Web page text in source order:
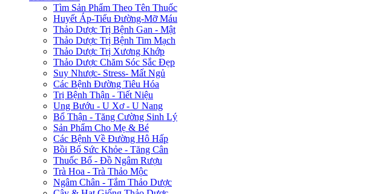
Tìm Sản Phẩm Theo Tên Thuốc
Huyết Áp-Tiểu Đường-Mỡ Máu
Thảo Dược Trị Bệnh Gan - Mật
Thảo Dược Trị Bệnh Tim Mạch
Thảo Dược Trị Xương Khớp
Thảo Dược Chăm Sóc Sắc Đẹp
Suy Nhược- Stress- Mất Ngủ
Các Bệnh Đường Tiêu Hóa
Trị Bệnh Thận - Tiết Niệu
Ung Bướu - U Xơ - U Nang
Bổ Thận - Tăng Cường Sinh Lý
Sản Phẩm Cho Mẹ & Bé
Các Bệnh Về Đường Hô Hấp
Bồi Bổ Sức Khỏe - Tăng Cân
Thuốc Bổ - Đồ Ngâm Rượu
Trà Hoa - Trà Thảo Mộc
Ngâm Chân - Tắm Thảo Dược